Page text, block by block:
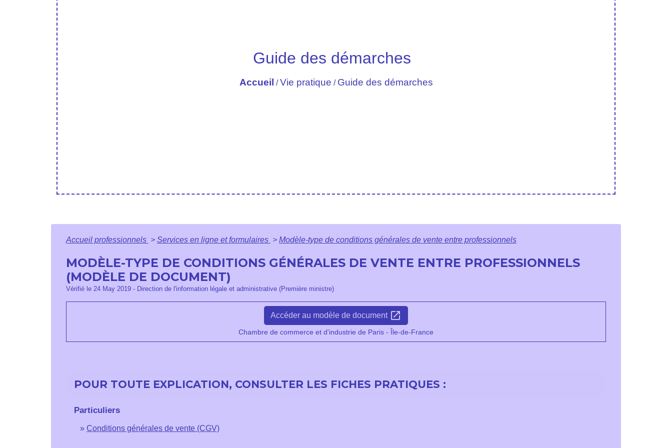
Guide des démarches
Accueil /Vie pratique / Guide des démarches
Accueil professionnels > Services en ligne et formulaires > Modèle-type de conditions générales de vente entre professionnels
MODÈLE-TYPE DE CONDITIONS GÉNÉRALES DE VENTE ENTRE PROFESSIONNELS
(MODÈLE DE DOCUMENT)
Vérifié le 24 May 2019 - Direction de l'information légale et administrative (Première ministre)
Accéder au modèle de document open_in_new
Chambre de commerce et d'industrie de Paris - Île-de-France
POUR TOUTE EXPLICATION, CONSULTER LES FICHES PRATIQUES :
Particuliers
Conditions générales de vente (CGV)